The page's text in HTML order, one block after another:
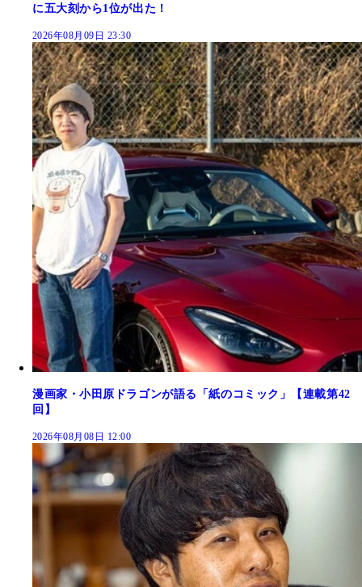
に五大刻から1位が出た！
2026年08月09日 23:30
漫画家・小田原ドラゴンが語る「紙のコミック」【連載第42
回】
2026年08月08日 12:00